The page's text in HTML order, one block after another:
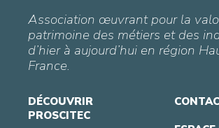
Association œuvrant pour la
patrimoine des métiers et des
d’hier à aujourd’hui en région
France.
DÉCOUVRIR
PROSCITEC